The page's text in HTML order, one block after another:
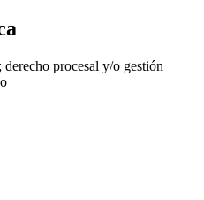
procesal y/o gestión